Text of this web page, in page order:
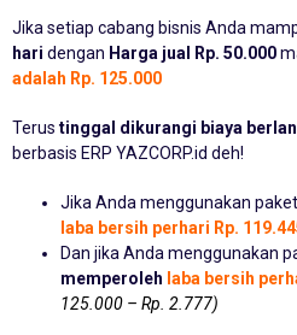
Jika setiap cabang bisnis Anda
hari dengan Harga jual Rp. 50.000
adalah Rp. 125.000
Terus tinggal dikurangi biaya
berbasis ERP YAZCORP.id deh!
Jika Anda menggunakan
laba bersih perhari Rp.
Dan jika Anda menggunakan
memperoleh laba bersih
125.000 – Rp. 2.777)